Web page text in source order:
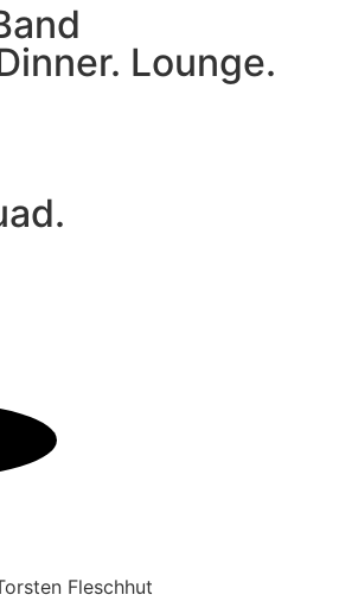
Lounge.
Fleschhut